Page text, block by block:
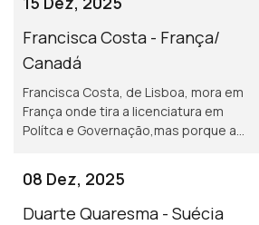
humanitária Misty Ships.
Francisca Costa - França/
Canadá
Francisca Costa, de Lisboa, mora em
França onde tira a licenciatura em
Polítca e Governação,mas porque a
Asilo e migração são áreas de
investigação
08 Dez, 2025
Duarte Quaresma - Suécia